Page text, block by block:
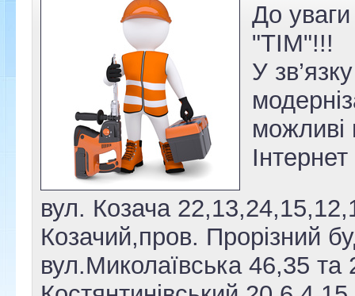
До
"ТІМ"!!!
У
можливі
вул. Козача
Козачий,пров. Прорізний
вул.Миколаївська 46,35 та